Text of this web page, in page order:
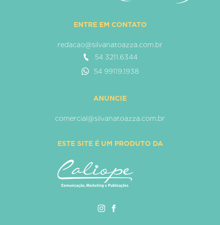
ENTRE EM CONTATO
redacao@silvanatoazza.com.br
54 3211.6344
54 99119.1938
ANUNCIE
comercial@silvanatoazza.com.br
ESTE SITE É UM PRODUTO DA